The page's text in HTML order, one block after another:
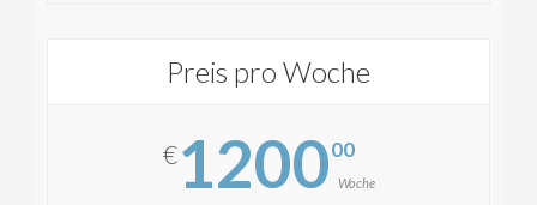
Preis pro Woche
€120000
Woche